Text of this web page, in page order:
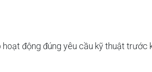
động đúng yêu cầu kỹ thuật trước